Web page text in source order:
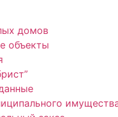
домов
объекты